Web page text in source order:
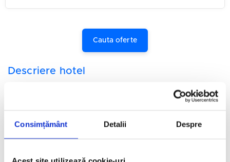
Consimțământ Detalii Despre
Cauta oferte
Descriere hotel
Avithos, la 8 km de Plaja Lassi si la 10 km de orasul
Facilitati hotel
Camere hotel